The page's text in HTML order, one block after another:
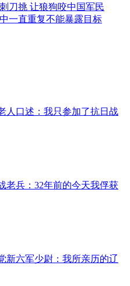
刀挑 让狼狗咬中国军民
一直重复不能暴露目标
人口述：我只参加了抗日战
老兵：32年前的今天我俘获
新六军少尉：我所亲历的辽